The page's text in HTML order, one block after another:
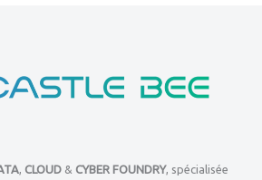
, CLOUD & CYBER FOUNDRY, spécialisée